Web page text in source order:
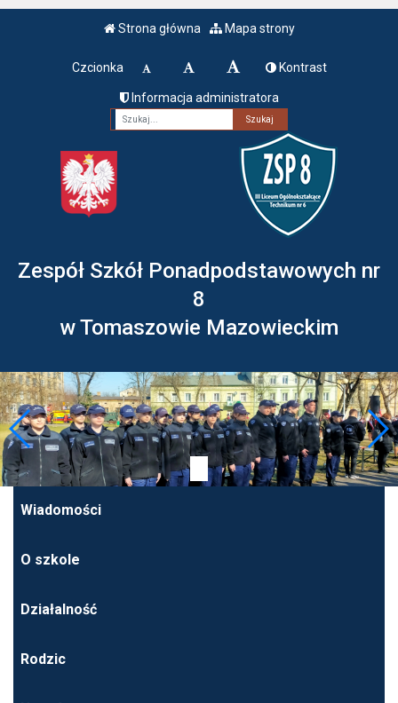
Strona główna Mapa strony
Czcionka Kontrast
Informacja administratora
Fraza
Zespół Szkół Ponadpodstawowych nr
8
w Tomaszowie Mazowieckim
Wiadomości
O szkole
Działalność
Rodzic